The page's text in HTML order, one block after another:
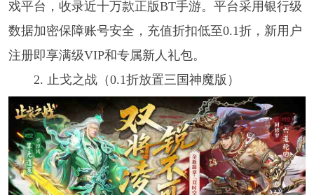
戏平台，收录近十万款正版BT手游。平台采用银行级
数据加密保障账号安全，充值折扣低至0.1折，新用户
注册即享满级VIP和专属新人礼包。
2. 止戈之战（0.1折放置三国神魔版）